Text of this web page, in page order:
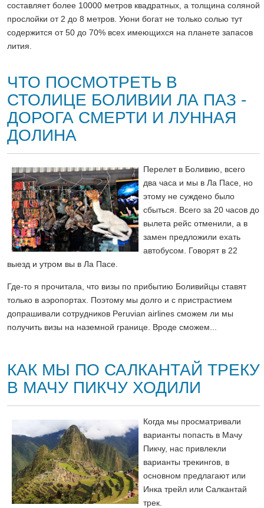
составляет более 10000 метров квадратных, а толщина соляной
прослойки от 2 до 8 метров. Уюни богат не только солью тут
содержится от 50 до 70% всех имеющихся на планете запасов
лития.
ЧТО ПОСМОТРЕТЬ В
СТОЛИЦЕ БОЛИВИИ ЛА ПАЗ -
ДОРОГА СМЕРТИ И ЛУННАЯ
ДОЛИНА
Перелет в Боливию, всего
два часа и мы в Ла Пасе, но
этому не суждено было
сбыться. Всего за 20 часов до
вылета рейс отменили, а в
замен предложили ехать
автобусом. Говорят в 22
выезд и утром вы в Ла Пасе.
Где-то я прочитала, что визы по прибытию Боливийцы ставят
только в аэропортах. Поэтому мы долго и с пристрастием
допрашивали сотрудников Peruvian airlines сможем ли мы
получить визы на наземной границе. Вроде сможем...
КАК МЫ ПО САЛКАНТАЙ ТРЕКУ
В МАЧУ ПИКЧУ ХОДИЛИ
Когда мы просматривали
варианты попасть в Мачу
Пикчу, нас привлекли
варианты трекингов, в
основном предлагают или
Инка трейл или Салкантай
трек.